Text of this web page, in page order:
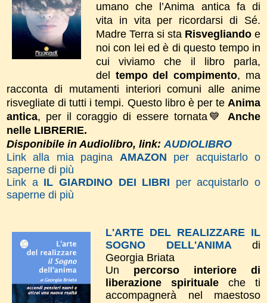
umano che l’Anima antica fa di
vita in vita per ricordarsi di Sé.
Madre Terra si sta Risvegliandoe
noi con lei ed è di questo tempo in
cui viviamo che il libro parla,
del tempo del compimento, ma
racconta di mutamenti interiori comuni alle anime
risvegliate di tutti i tempi. Questo libro è per te Anima
antica, per il coraggio di essere tornata💙 Anche
nelle LIBRERIE.
Disponibile in Audiolibro, link:AUDIOLIBRO
Link alla mia pagina AMAZON per acquistarlo o
saperne di più
Link a IL GIARDINO DEI LIBRI per acquistarlo o
saperne di più
L'ARTE DEL REALIZZARE IL
SOGNO DELL'ANIMA
di
Georgia Briata
Un percorso interiore di
liberazione spirituale che ti
accompagnerà nel maestoso